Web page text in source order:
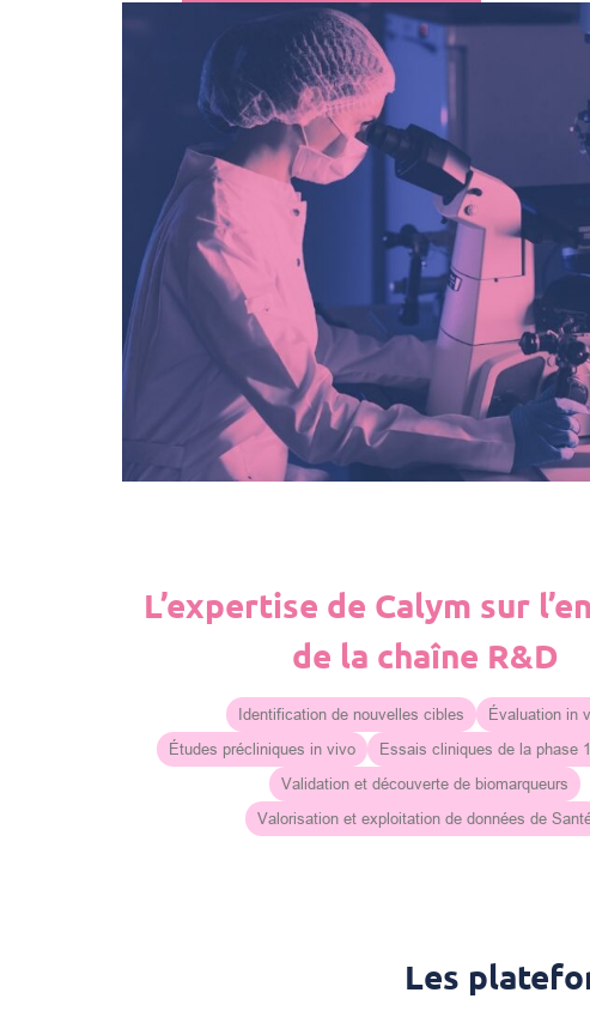
L’expertise de Calym sur
de la chaîne R&D
Identification de nouvelles cibles
Évaluation in
Études précliniques in vivo
Essais cliniques de la phase
Validation et découverte de biomarqueurs
Valorisation et exploitation de données de
Les